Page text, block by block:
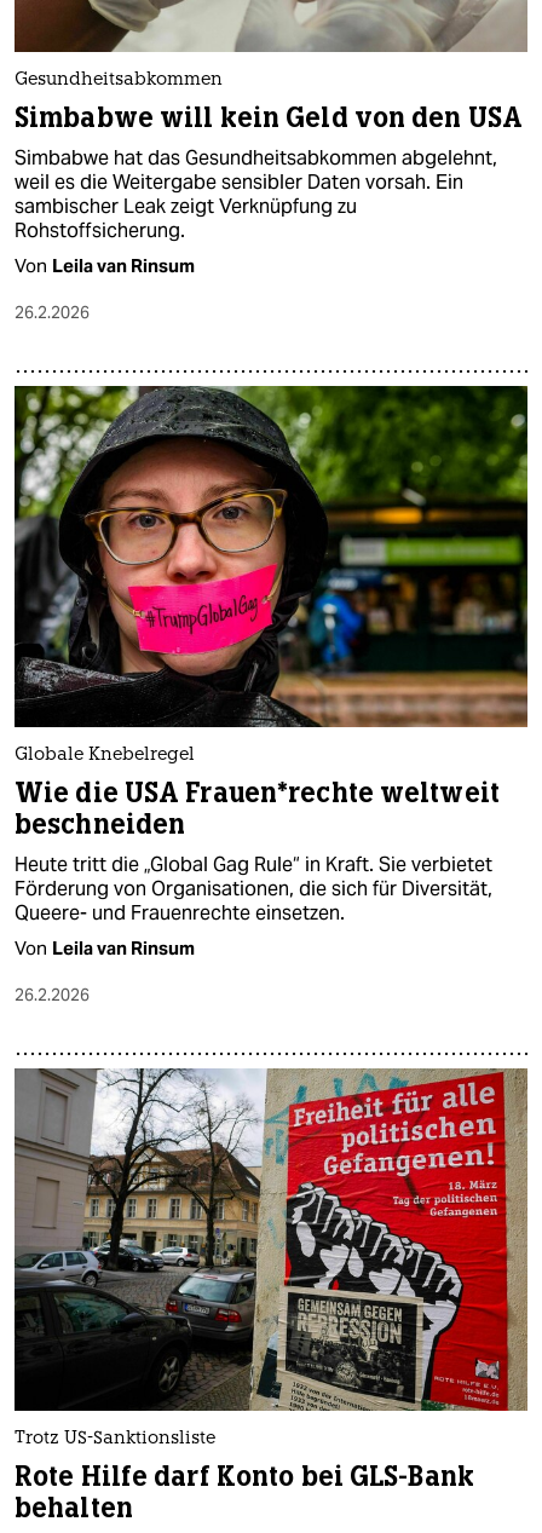
Gesundheitsabkommen
Simbabwe will kein Geld von den USA
Simbabwe hat das Gesundheitsabkommen abgelehnt,
weil es die Weitergabe sensibler Daten vorsah. Ein
sambischer Leak zeigt Verknüpfung zu
Rohstoffsicherung.
Von Leila van Rinsum
26.2.2026
Globale Knebelregel
Wie die USA Frau­en*­rech­te weltweit
beschneiden
Heute tritt die „Global Gag Rule“ in Kraft. Sie verbietet
Förderung von Organisationen, die sich für Diversität,
Queere- und Frauenrechte einsetzen.
Von Leila van Rinsum
26.2.2026
Trotz US-Sanktionsliste
Rote Hilfe darf Konto bei GLS-Bank
behalten